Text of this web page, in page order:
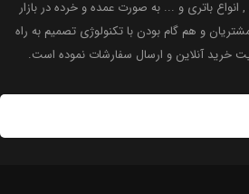
, انواع باتری و ... به صورت عمده و خرده در بازار
و هم گام بودن با تکنولوژی تصمیم به راه
خرید آنلاین و ارسال سفارشات نموده است.